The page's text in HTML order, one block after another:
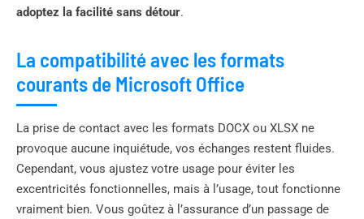
adoptez la facilité sans détour.
La compatibilité avec les formats
courants de Microsoft Office
La prise de contact avec les formats DOCX ou XLSX ne
provoque aucune inquiétude, vos échanges restent fluides.
Cependant, vous ajustez votre usage pour éviter les
excentricités fonctionnelles, mais à l’usage, tout fonctionne
vraiment bien. Vous goûtez à l’assurance d’un passage de